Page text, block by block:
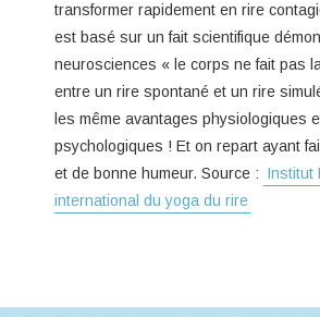
transformer rapidement en rire
est basé sur un fait scientifique
neurosciences « le corps ne fait pas
entre un rire spontané et un rire
les même avantages physiologiques
psychologiques ! Et on repart ayant
et de bonne humeur. Source : Institut
international du yoga du rire